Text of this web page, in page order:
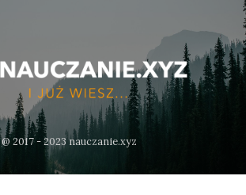
@ 2017 - 2023 nauczanie.xyz